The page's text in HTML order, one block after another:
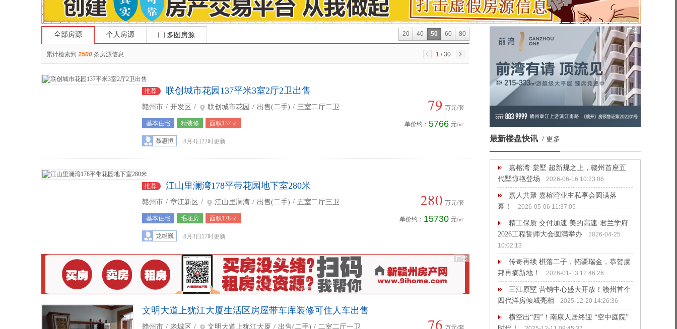
全部房源 个人房源 多图房源 20 40 50 60 80
累计检索到 1500 条房源信息 1 / 30
推荐 联创城市花园137平米3室2厅2卫出售
赣州市 / 开发区 / 联创城市花园 / 出售(二手) / 三室二厅二卫
基本住宅 精装修 面积137㎡
聂惠恒 8月4日22时更新
79 万元/套
单价约： 5766 元/㎡
推荐 江山里澜湾178平带花园地下室280米
赣州市 / 章江新区 / 江山里澜湾 / 出售(二手) / 五室二厅三卫
基本住宅 毛坯房 面积178㎡
龙维巍 8月3日17时更新
280 万元/套
单价约： 15730 元/㎡
文明大道上犹江大厦生活区房屋带车库装修可住人车出售
赣州市 / 老城区 / 文明大道上犹江大厦 / 出售(二手) / 二室二厅一卫 76 万元/套
最新楼盘快讯 / 更多
嘉榕湾·棠墅 超新规之上，赣州首座五
代墅惊艳登场
2026-06-16 10:23:06
嘉人共聚 嘉榕湾业主私享会圆满落
幕！
2026-05-06 11:37:05
精工保质 交付加速 美的高速·君兰学府
2026工程誓师大会圆满举办
2026-04-25
10:02:13
传奇再续 棋落二子，拓疆瑞金，恭贺虞
邦再摘新地！
2026-01-13 12:46:26
三江原墅 营销中心盛大开放！赣州首个
四代洋房倾城亮相
2025-12-20 14:26:36
横空出“四”！南康人居终迎 “空中庭院”